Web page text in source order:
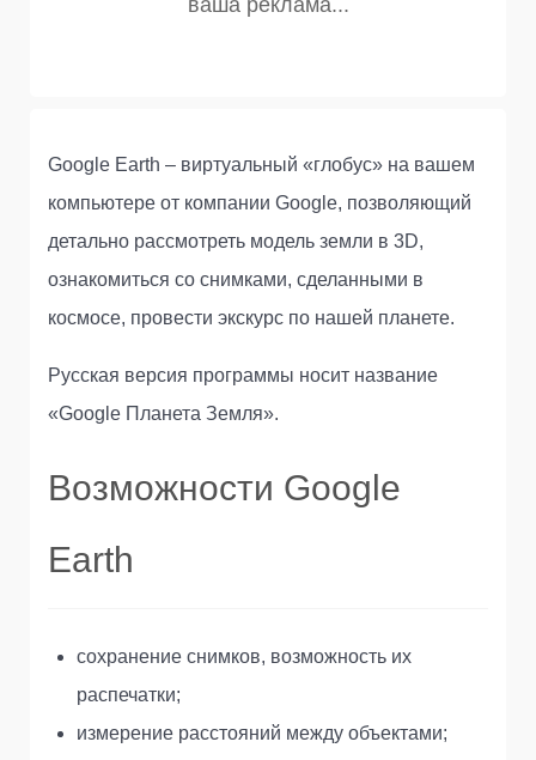
Google Earth – виртуальный «глобус» на вашем
компьютере от компании Google, позволяющий
детально рассмотреть модель земли в 3D,
ознакомиться со снимками, сделанными в
космосе, провести экскурс по нашей планете.
Русская версия программы носит название
«Google Планета Земля».
Возможности Google
Earth
сохранение снимков, возможность их
распечатки;
измерение расстояний между объектами;